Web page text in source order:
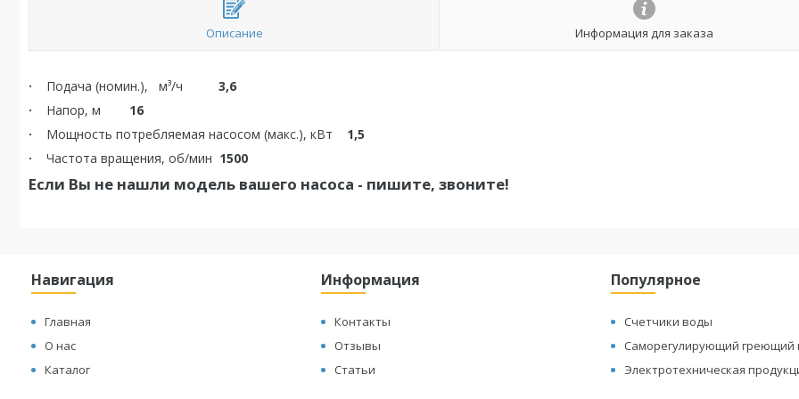
Описание Информация для заказа
· Подача (номин.), м³/ч 3,6
·
Напор, м 16
·
Мощность потребляемая насосом (макс.), кВт 1,5
·
Частота вращения, об/мин 1500
Если Вы не нашли модель вашего насоса - пишите, звоните!
Навигация
Главная
О нас
Каталог
Информация
Контакты
Отзывы
Статьи
Популярное
Счетчики воды
Саморегулирующий греющий
Электротехническая